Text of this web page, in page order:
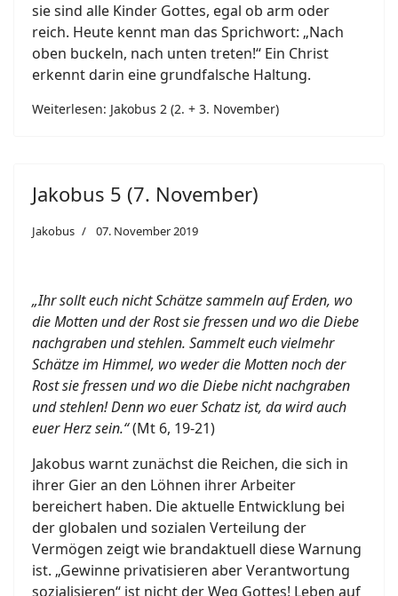
sie sind alle Kinder Gottes, egal ob arm oder
reich. Heute kennt man das Sprichwort: „Nach
oben buckeln, nach unten treten!“ Ein Christ
erkennt darin eine grundfalsche Haltung.
Weiterlesen: Jakobus 2 (2. + 3. November)
Jakobus 5 (7. November)
Jakobus 07. November 2019
„Ihr sollt euch nicht Schätze sammeln auf Erden, wo
die Motten und der Rost sie fressen und wo die Diebe
nachgraben und stehlen. Sammelt euch vielmehr
Schätze im Himmel, wo weder die Motten noch der
Rost sie fressen und wo die Diebe nicht nachgraben
und stehlen! Denn wo euer Schatz ist, da wird auch
euer Herz sein.“(Mt 6, 19-21)
Jakobus warnt zunächst die Reichen, die sich in
ihrer Gier an den Löhnen ihrer Arbeiter
bereichert haben. Die aktuelle Entwicklung bei
der globalen und sozialen Verteilung der
Vermögen zeigt wie brandaktuell diese Warnung
ist. „Gewinne privatisieren aber Verantwortung
sozialisieren“ ist nicht der Weg Gottes! Leben auf